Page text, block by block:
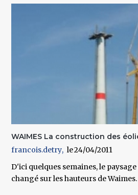
WAIMES La construction des
francois.detry
24/04/2011
D'ici quelques semaines, le
changé sur les hauteurs de Waimes.